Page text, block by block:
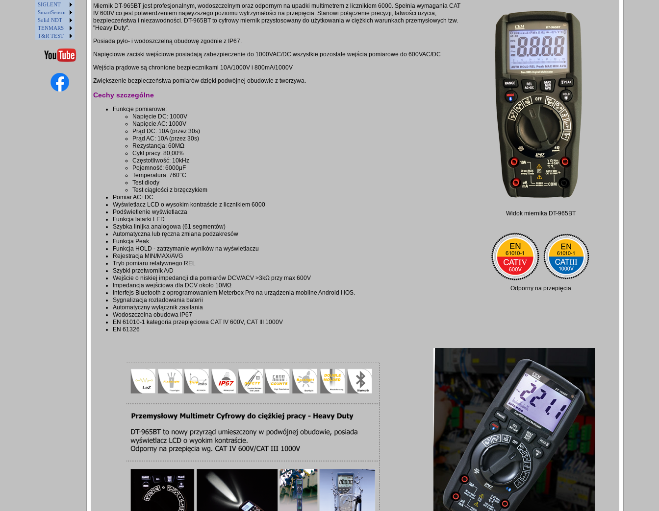
SIGLENT
SmartSensor
Solid NDT
TENMARS
T&R TEST
Widok miernika DT-965BT
Odporny na przepięcia
Miernik DT-965BT jest profesjonalnym, wodoszczelnym oraz odpornym na upadki multimetrem z licznikiem 6000. Spełnia wymagania CAT
IV 600V co jest potwierdzeniem najwyższego poziomu wytrzymałości na przepięcia. Stanowi połączenie precyzji, łatwości użycia,
bezpieczeństwa i niezawodności. DT-965BT to cyfrowy miernik przystosowany do użytkowania w ciężkich warunkach przemysłowych tzw.
"Heavy Duty".
Posiada pyło- i wodoszczelną obudowę zgodnie z IP67.
Napięciowe zaciski wejściowe posiadają zabezpieczenie do 1000VAC/DC wszystkie pozostałe wejścia pomiarowe do 600VAC/DC
Wejścia prądowe są chronione bezpiecznikami 10A/1000V i 800mA/1000V
Zwiększenie bezpieczeństwa pomiarów dzięki podwójnej obudowie z tworzywa.
Cechy szczególne
Funkcje pomiarowe:
Napięcie DC: 1000V
Napięcie AC: 1000V
Prąd DC: 10A (przez 30s)
Prąd AC: 10A (przez 30s)
Rezystancja: 60MΩ
Cykl pracy: 80,00%
Częstotliwość: 10kHz
Pojemność: 6000μF
Temperatura: 760°C
Test diody
Test ciągłości z brzęczykiem
Pomiar AC+DC
Wyświetlacz LCD o wysokim kontraście z licznikiem 6000
Podświetlenie wyświetlacza
Funkcja latarki LED
Szybka linijka analogowa (61 segmentów)
Automatyczna lub ręczna zmiana podzakresów
Funkcja Peak
Funkcja HOLD - zatrzymanie wyników na wyświetlaczu
Rejestracja MIN/MAX/AVG
Tryb pomiaru relatywnego REL
Szybki przetwornik A/D
Wejście o niskiej impedancji dla pomiarów DCV/ACV >3kΩ przy max 600V
Impedancja wejściowa dla DCV około 10MΩ
Interfejs Bluetooth z oprogramowaniem Meterbox Pro na urządzenia mobilne Android i iOS.
Sygnalizacja rozładowania baterii
Automatyczny wyłącznik zasilania
Wodoszczelna obudowa IP67
EN 61010-1 kategoria przepięciowa CAT IV 600V, CAT III 1000V
EN 61326